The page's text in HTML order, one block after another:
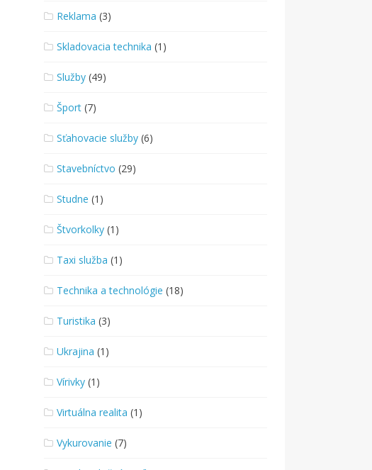
Reklama (3)
Skladovacia technika (1)
Služby (49)
Šport (7)
Sťahovacie služby (6)
Stavebníctvo (29)
Studne (1)
Štvorkolky (1)
Taxi služba (1)
Technika a technológie (18)
Turistika (3)
Ukrajina (1)
Vírivky (1)
Virtuálna realita (1)
Vykurovanie (7)